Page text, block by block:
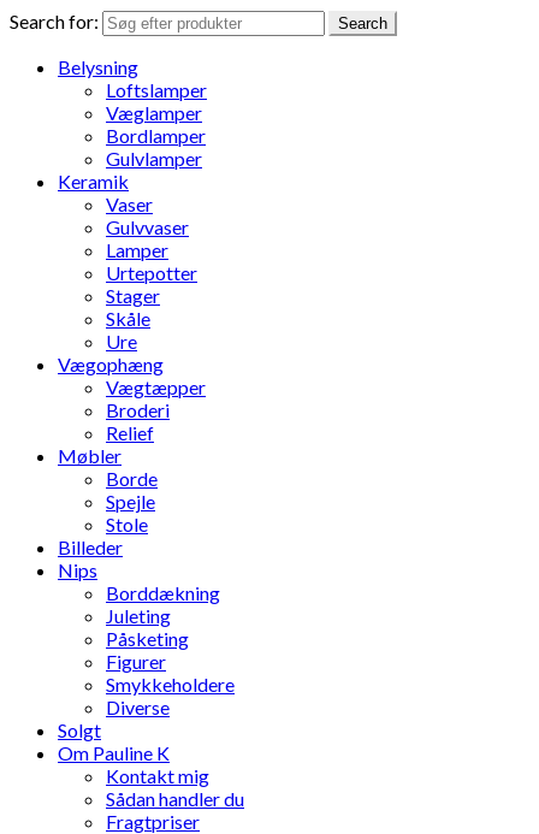
Search for: Search
Belysning
Loftslamper
Væglamper
Bordlamper
Gulvlamper
Keramik
Vaser
Gulvvaser
Lamper
Urtepotter
Stager
Skåle
Ure
Vægophæng
Vægtæpper
Broderi
Relief
Møbler
Borde
Spejle
Stole
Billeder
Nips
Borddækning
Juleting
Påsketing
Figurer
Smykkeholdere
Diverse
Solgt
Om Pauline K
Kontakt mig
Sådan handler du
Fragtpriser